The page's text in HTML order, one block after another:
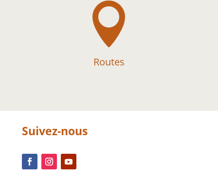

Routes
Suivez-nous